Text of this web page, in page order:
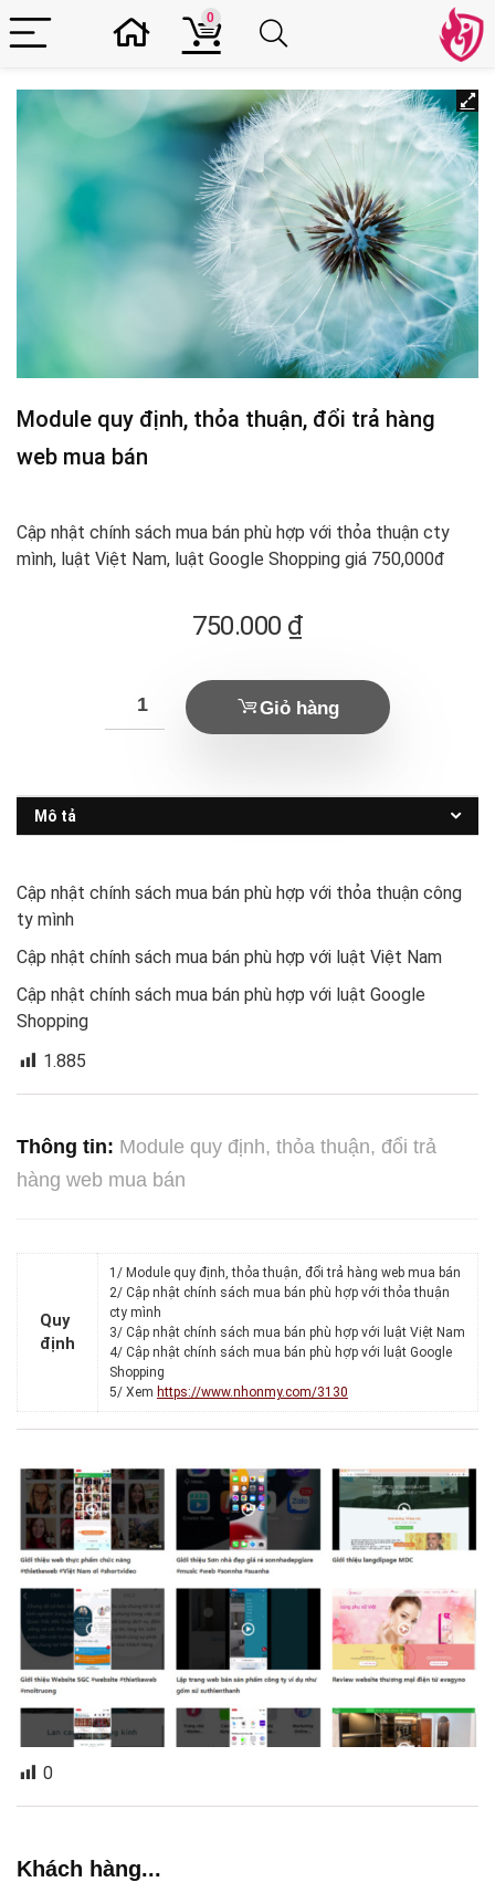
0
Module quy định, thỏa thuận, đổi trả hàng
web mua bán
Cập nhật chính sách mua bán phù hợp với thỏa thuận cty
mình, luật Việt Nam, luật Google Shopping giá 750,000đ
750.000 ₫
Giỏ hàng
Mô tả
Cập nhật chính sách mua bán phù hợp với thỏa thuận công
ty mình
Cập nhật chính sách mua bán phù hợp với luật Việt Nam
Cập nhật chính sách mua bán phù hợp với luật Google
Shopping
1.885
Thông tin: Module quy định, thỏa thuận, đổi trả
hàng web mua bán
Quy
định
1/ Module quy định, thỏa thuận, đổi trả hàng web mua bán
2/ Cập nhật chính sách mua bán phù hợp với thỏa thuận
cty mình
3/ Cập nhật chính sách mua bán phù hợp với luật Việt Nam
4/ Cập nhật chính sách mua bán phù hợp với luật Google
Shopping
5/ Xem https://www.nhonmy.com/3130
0
Khách hàng...